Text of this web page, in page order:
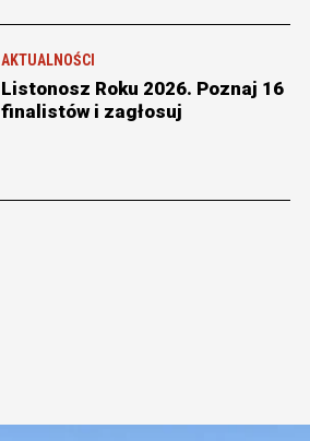
AKTUALNOŚCI
Listonosz Roku 2026. Poznaj 16
finalistów i zagłosuj